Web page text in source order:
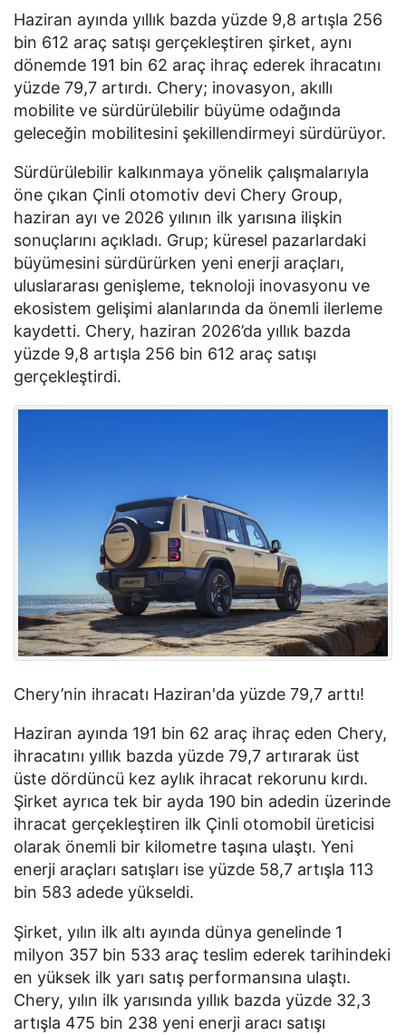
Haziran ayında yıllık bazda yüzde 9,8 artışla 256
bin 612 araç satışı gerçekleştiren şirket, aynı
dönemde 191 bin 62 araç ihraç ederek ihracatını
yüzde 79,7 artırdı. Chery; inovasyon, akıllı
mobilite ve sürdürülebilir büyüme odağında
geleceğin mobilitesini şekillendirmeyi sürdürüyor.
Sürdürülebilir kalkınmaya yönelik çalışmalarıyla
öne çıkan Çinli otomotiv devi Chery Group,
haziran ayı ve 2026 yılının ilk yarısına ilişkin
sonuçlarını açıkladı. Grup; küresel pazarlardaki
büyümesini sürdürürken yeni enerji araçları,
uluslararası genişleme, teknoloji inovasyonu ve
ekosistem gelişimi alanlarında da önemli ilerleme
kaydetti. Chery, haziran 2026’da yıllık bazda
yüzde 9,8 artışla 256 bin 612 araç satışı
gerçekleştirdi.
Chery’nin ihracatı Haziran'da yüzde 79,7 arttı!
Haziran ayında 191 bin 62 araç ihraç eden Chery,
ihracatını yıllık bazda yüzde 79,7 artırarak üst
üste dördüncü kez aylık ihracat rekorunu kırdı.
Şirket ayrıca tek bir ayda 190 bin adedin üzerinde
ihracat gerçekleştiren ilk Çinli otomobil üreticisi
olarak önemli bir kilometre taşına ulaştı. Yeni
enerji araçları satışları ise yüzde 58,7 artışla 113
bin 583 adede yükseldi.
Şirket, yılın ilk altı ayında dünya genelinde 1
milyon 357 bin 533 araç teslim ederek tarihindeki
en yüksek ilk yarı satış performansına ulaştı.
Chery, yılın ilk yarısında yıllık bazda yüzde 32,3
artışla 475 bin 238 yeni enerji aracı satışı